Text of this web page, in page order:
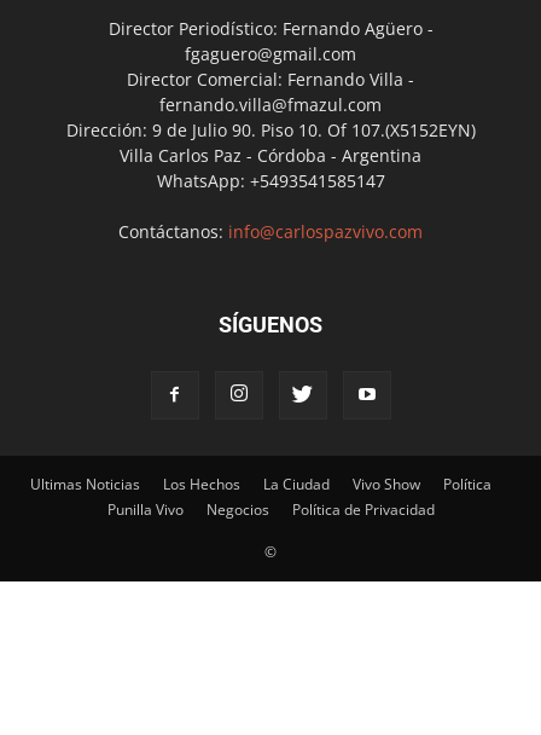
Director Periodístico: Fernando Agüero -
fgaguero@gmail.com
Director Comercial: Fernando Villa -
fernando.villa@fmazul.com
Dirección: 9 de Julio 90. Piso 10. Of 107.(X5152EYN)
Villa Carlos Paz - Córdoba - Argentina
WhatsApp: +5493541585147
Contáctanos: info@carlospazvivo.com
SÍGUENOS
Ultimas Noticias Los Hechos La Ciudad Vivo Show
Política
Punilla Vivo
Negocios Política de Privacidad
©